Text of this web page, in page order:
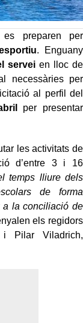
preparen per
. Enguany
serveien lloc de
necessàries per
al perfil del
per presentar
les activitats de
d’entre 3 i 16
temps lliure dels
de forma
a la conciliació de
els regidors
i Pilar Viladrich,